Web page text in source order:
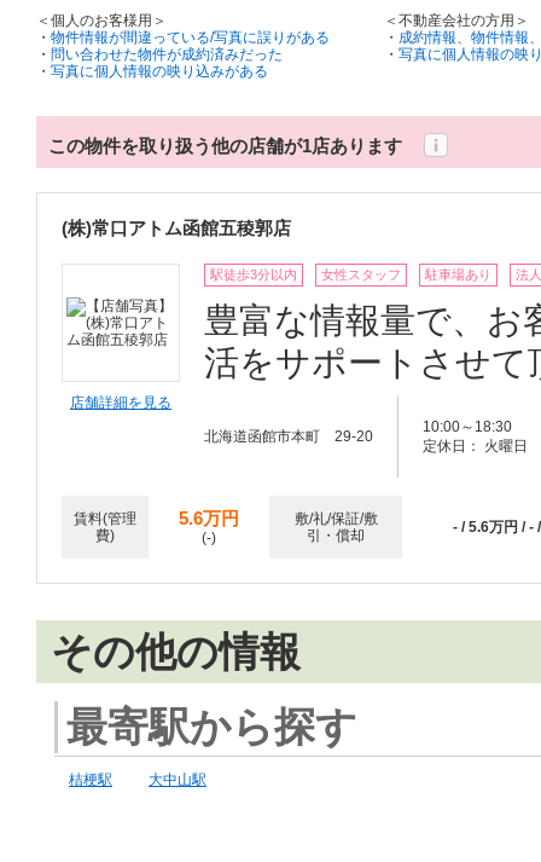
＜個人のお客様用＞
・ 物件情報が間違っている/写真に誤りがある
・ 問い合わせた物件が成約済みだった
・ 写真に個人情報の映り込みがある
＜不動産会社の方用＞
・ 成約情報、物件情報
・ 写真に個人情報の映
この物件を取り扱う他の店舗が1店あります
(株)常口アトム函館五稜郭店
店舗詳細を見る
駅徒歩3分以内 女性スタッフ 駐車場あり 法
豊富な情報量で、お
活をサポートさせて
北海道函館市本町 29-20
10:00～18:30
定休日： 火曜日
賃料(管理
費)
5.6万円
(-)
敷/礼/保証/敷
引・償却
- / 5.6万円 / -
その他の情報
最寄駅から探す
桔梗駅 大中山駅